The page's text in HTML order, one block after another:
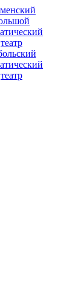
театр
театр